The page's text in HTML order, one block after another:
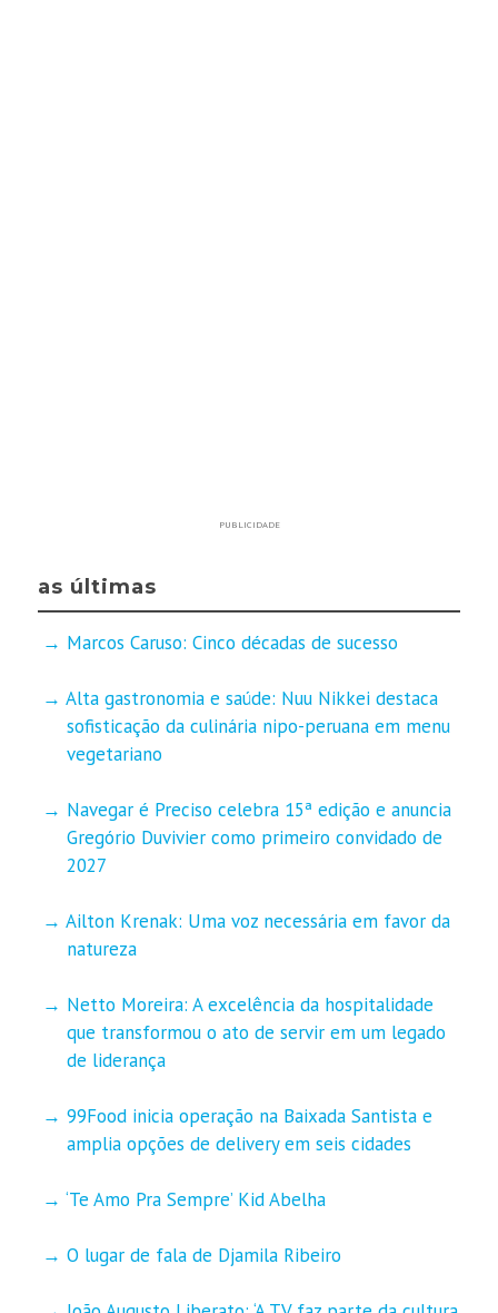
PUBLICIDADE
as últimas
Marcos Caruso: Cinco décadas de sucesso
Alta gastronomia e saúde: Nuu Nikkei destaca
sofisticação da culinária nipo-peruana em menu
vegetariano
Navegar é Preciso celebra 15ª edição e anuncia
Gregório Duvivier como primeiro convidado de
2027
Ailton Krenak: Uma voz necessária em favor da
natureza
Netto Moreira: A excelência da hospitalidade
que transformou o ato de servir em um legado
de liderança
99Food inicia operação na Baixada Santista e
amplia opções de delivery em seis cidades
‘Te Amo Pra Sempre’ Kid Abelha
O lugar de fala de Djamila Ribeiro